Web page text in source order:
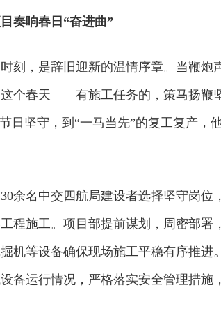
奏响春日“奋进曲”
刻，是辞旧迎新的温情序章。当鞭炮
个春天——有施工任务的，策马扬鞭
日坚守，到“一马当先”的复工复产，
余名中交四航局建设者选择坚守岗位
程施工。项目部提前谋划，周密部署
机等设备确保现场施工平稳有序推进
备运行情况，严格落实安全管理措施